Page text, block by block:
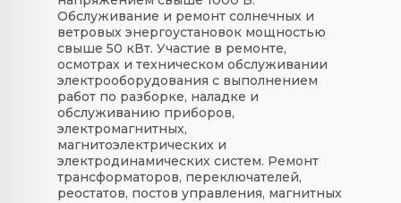
Обслуживание и ремонт солнечных и
ветровых энергоустановок мощностью
свыше 50 кВт. Участие в ремонте,
осмотрах и техническом обслуживании
электрооборудования с выполнением
работ по разборке, наладке и
обслуживанию приборов,
электромагнитных,
магнитоэлектрических и
электродинамических систем. Ремонт
трансформаторов, переключателей,
реостатов, постов управления, магнитных